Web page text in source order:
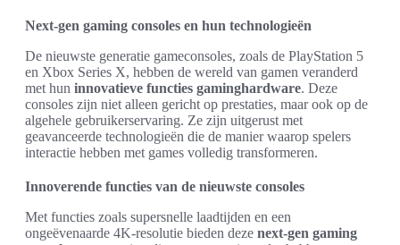
Next-gen gaming consoles en hun technologieën
De nieuwste generatie gameconsoles, zoals de PlayStation 5
en Xbox Series X, hebben de wereld van gamen veranderd
met hun innovatieve functies gaminghardware. Deze
consoles zijn niet alleen gericht op prestaties, maar ook op de
algehele gebruikerservaring. Ze zijn uitgerust met
geavanceerde technologieën die de manier waarop spelers
interactie hebben met games volledig transformeren.
Innoverende functies van de nieuwste consoles
Met functies zoals supersnelle laadtijden en een
ongeëvenaarde 4K-resolutie bieden deze next-gen gaming